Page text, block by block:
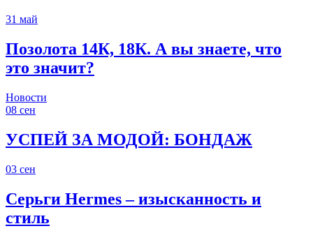
31 май
Позолота 14К, 18К. А вы знаете, что
это значит?
Новости
08 сен
УСПЕЙ ЗА МОДОЙ: БОНДАЖ
03 сен
Серьги Hermes – изысканность и
стиль